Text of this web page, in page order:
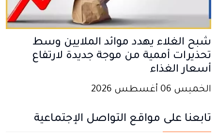
شبح الغلاء يهدد موائد الملايين وسط
تحذيرات أممية من موجة جديدة لارتفاع
أسعار الغذاء
الخميس 06 أغسطس 2026
تابعنا على مواقع التواصل الإجتماعية